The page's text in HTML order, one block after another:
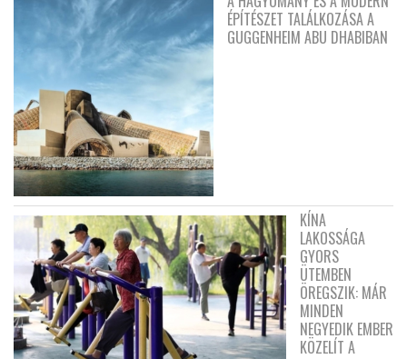
ÉPÍTÉSZET TALÁLKOZÁSA A
GUGGENHEIM ABU DHABIBAN
KÍNA
LAKOSSÁGA
GYORS
ÜTEMBEN
ÖREGSZIK: MÁR
MINDEN
NEGYEDIK EMBER
KÖZELÍT A